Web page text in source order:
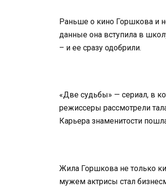
Раньше о кино Горшкова и
данные она вступила в
– и ее сразу одобрили.
«Две судьбы» — сериал, в
режиссеры рассмотрели
Карьера знаменитости
Жила Горшкова не только
мужем актрисы стал